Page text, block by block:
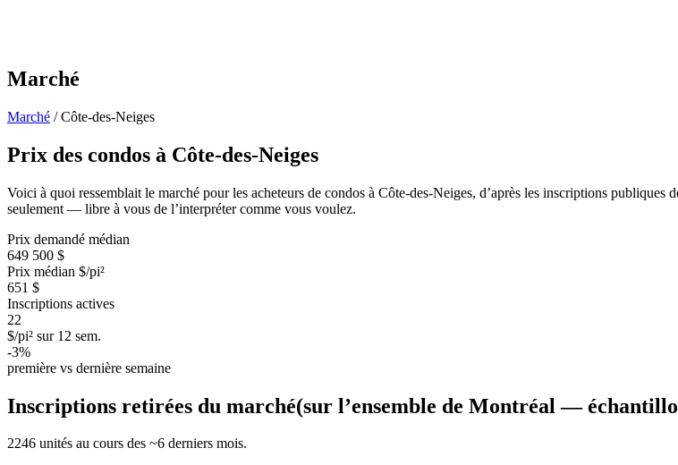
Marché
Marché /Côte-des-Neiges
Prix des condos à Côte-des-Neiges
Voici à quoi ressemblait le marché pour les acheteurs de condos à Côte-des-Neiges, d’après les inscriptions
seulement — libre à vous de l’interpréter comme vous voulez.
Prix demandé médian
649 500 $
Prix médian $/pi²
651 $
Inscriptions actives
22
$/pi² sur 12 sem.
-3%
première vs dernière semaine
Inscriptions retirées du marché(sur l’ensemble de Montréal —
2246 unités au cours des ~6 derniers mois.